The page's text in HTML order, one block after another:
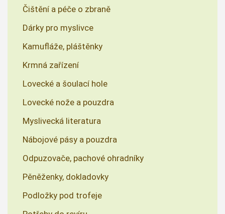
Čištění a péče o zbraně
Dárky pro myslivce
Kamufláže, pláštěnky
Krmná zařízení
Lovecké a šoulací hole
Lovecké nože a pouzdra
Myslivecká literatura
Nábojové pásy a pouzdra
Odpuzovače, pachové ohradníky
Pěněženky, dokladovky
Podložky pod trofeje